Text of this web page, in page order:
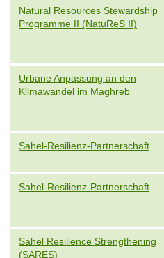
Natural Resources Stewardship
Programme II (NatuReS II)
Urbane Anpassung an den
Klimawandel im Maghreb
Sahel-Resilienz-Partnerschaft
Sahel-Resilienz-Partnerschaft
Sahel Resilience Strengthening
(SARES)